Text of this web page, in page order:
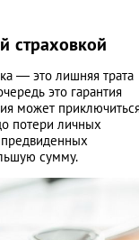
страховкой
— это лишняя трата
это гарантия
может
потери личных
сумму.